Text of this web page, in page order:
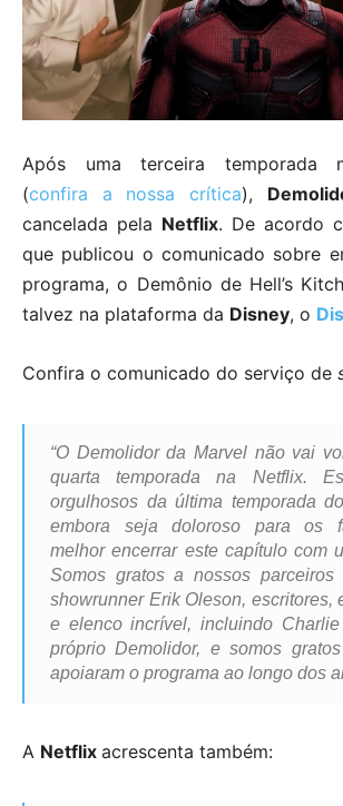
Após uma terceira temporada
(confira a nossa crítica),
cancelada pela Netflix. De acordo
que publicou o comunicado sobre
programa, o Demônio de Hell’s
talvez na plataforma da Disney, o
Confira o comunicado do serviço de
“O Demolidor da Marvel não vai
quarta temporada na Netflix.
orgulhosos da última temporada
embora seja doloroso para os
melhor encerrar este capítulo com
Somos gratos a nossos
showrunner Erik Oleson, escritores,
e elenco incrível, incluindo
próprio Demolidor, e somos
apoiaram o programa ao longo dos
A Netflix acrescenta também: